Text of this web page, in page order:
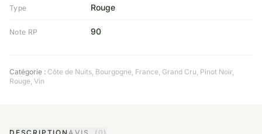
Type Rouge
Note RP 90
Catégorie : Côte de Nuits, Bourgogne, France, Grand Cru, Pinot Noir,
Rouge, Vin